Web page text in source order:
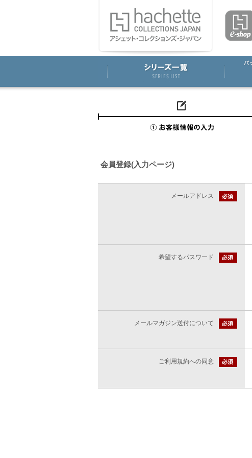
会員登録(入力ページ)
メールアドレス
希望するパスワード
メールマガジン送付について
ご利用規約への同意